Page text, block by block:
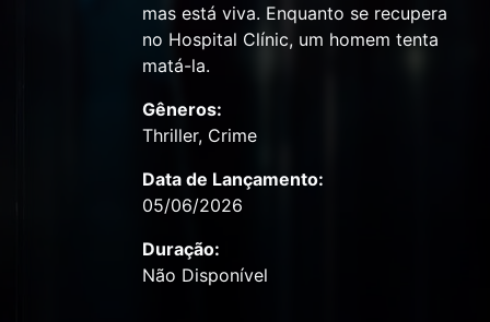
mas está viva. Enquanto se recupera
no Hospital Clínic, um homem tenta
matá-la.
Gêneros:
Thriller, Crime
Data de Lançamento:
05/06/2026
Duração:
Não Disponível